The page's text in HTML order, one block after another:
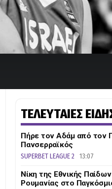
ΤΕΛΕΥΤΑΙΕΣ
Πήρε τον Αδάμ από τον
Πανσερραϊκός
SUPERBET LEAGUE 2 13:07
Νίκη της Εθνικής
Ρουμανίας στο